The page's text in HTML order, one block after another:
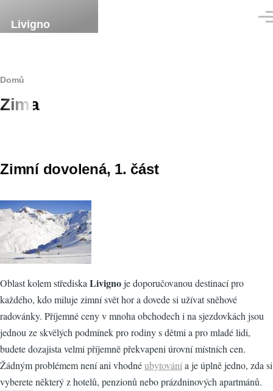
Livigno
Drobečková
navigace
Domů
Zima
Zimní dovolená, 1. část
Oblast kolem střediska Livignoje doporučovanou destinací pro
každého, kdo miluje zimní svět hor a dovede si užívat sněhové
radovánky. Příjemné ceny v mnoha obchodech i na sjezdovkách jsou
jednou ze skvělých podmínek pro rodiny s dětmi a pro mladé lidi,
budete dozajista velmi příjemně překvapeni úrovní místních cen.
Žádným problémem není ani vhodnéubytovánía je úplně jedno, zda si
vyberete některý z hotelů, penzionů nebo prázdninových apartmánů.